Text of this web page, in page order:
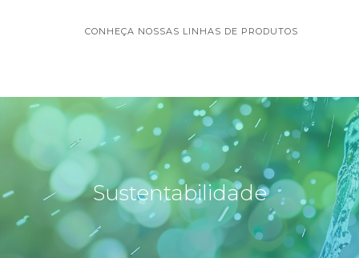
CONHEÇA NOSSAS LINHAS DE PRODUTOS
Sustentabilidade